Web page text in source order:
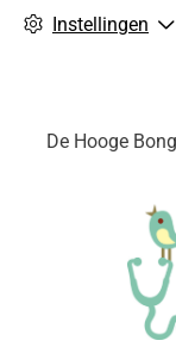
Instellingen
De Hooge